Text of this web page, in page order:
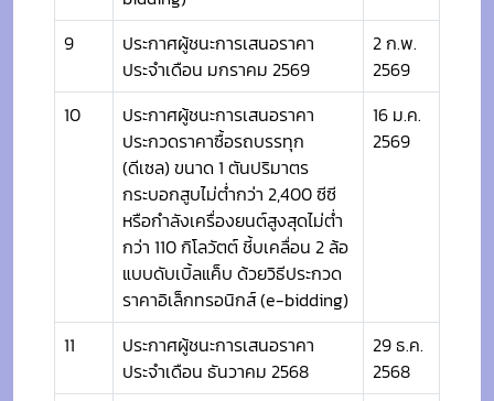
9
ประกาศผู้ชนะการเสนอราคา
ประจำเดือน มกราคม 2569
2 ก.พ.
2569
10
ประกาศผู้ชนะการเสนอราคา
ประกวดราคาซื้อรถบรรทุก
(ดีเซล) ขนาด 1 ตันปริมาตร
กระบอกสูบไม่ต่ำกว่า 2,400 ซีซี
หรือกำลังเครื่องยนต์สูงสุดไม่ต่ำ
กว่า 110 กิโลวัตต์ ชี้บเคลื่อน 2 ล้อ
แบบดับเบิ้ลแค็บ ด้วยวิธีประกวด
ราคาอิเล็กทรอนิกส์ (e-bidding)
16 ม.ค.
2569
11
ประกาศผู้ชนะการเสนอราคา
ประจำเดือน ธันวาคม 2568
29 ธ.ค.
2568